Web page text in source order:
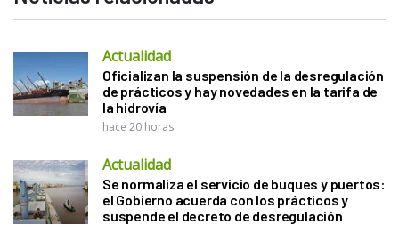
Actualidad
Oficializan la suspensión de la desregulación
de prácticos y hay novedades en la tarifa de
la hidrovía
hace 20 horas
Actualidad
Se normaliza el servicio de buques y puertos:
el Gobierno acuerda con los prácticos y
suspende el decreto de desregulación